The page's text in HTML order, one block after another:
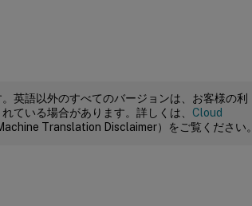
英語以外のすべてのバージョンは、お客様の利
ている場合があります。詳しくは、 Cloud
Translation Disclaimer）をご覧ください。